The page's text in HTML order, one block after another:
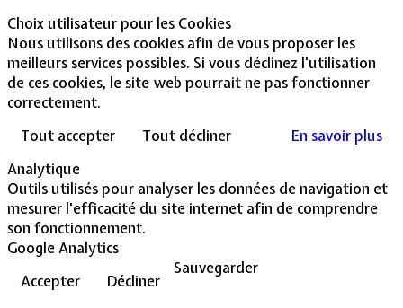
Choix utilisateur pour les Cookies
Nous utilisons des cookies afin de vous proposer les
meilleurs services possibles. Si vous déclinez l'utilisation
de ces cookies, le site web pourrait ne pas fonctionner
correctement.
Tout accepter
Tout décliner
En savoir plus
Analytique
Outils utilisés pour analyser les données de navigation et
mesurer l'efficacité du site internet afin de comprendre
son fonctionnement.
Google Analytics
Accepter
Décliner
Sauvegarder